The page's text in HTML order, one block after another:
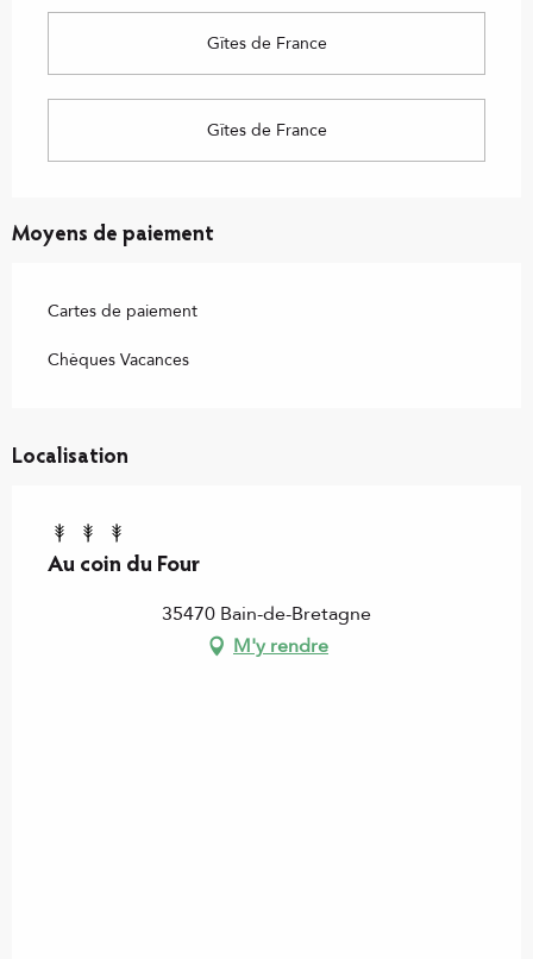
Gîtes de France
Gîtes de France
Moyens de paiement
Cartes de paiement
Chèques Vacances
Localisation
Au coin du Four
35470 Bain-de-Bretagne
M'y rendre